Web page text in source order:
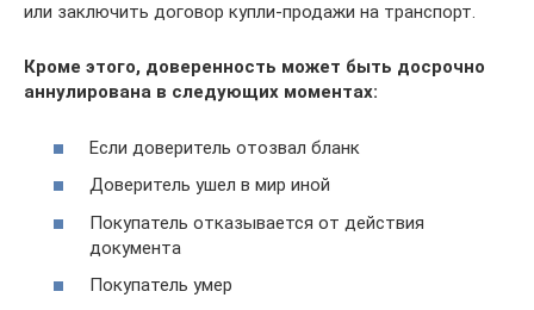
или заключить договор купли-продажи на транспорт.
Кроме этого, доверенность может быть досрочно
аннулирована в следующих моментах:
Если доверитель отозвал бланк
Доверитель ушел в мир иной
Покупатель отказывается от действия
документа
Покупатель умер